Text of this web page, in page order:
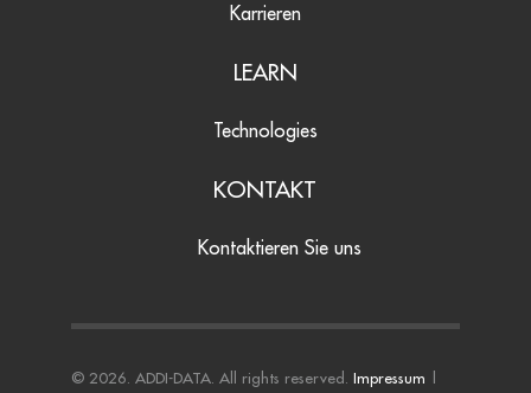
Karrieren
LEARN
Technologies
KONTAKT
Kontaktieren Sie uns
© 2026. ADDI-DATA. All rights reserved. Impressum